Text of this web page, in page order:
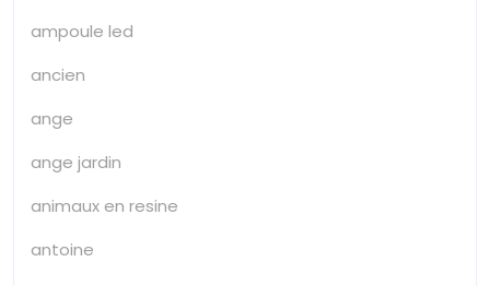
ampoule led
ancien
ange
ange jardin
animaux en resine
antoine